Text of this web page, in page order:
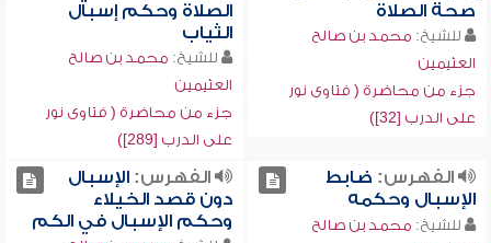
صحة الصلاة
للشيخ: محمد بن صالح
العثيمين
جزء من محاضرة ( فتاوى نور
على الدرب [32])
الصلاة وحكم إسبال
الثياب
للشيخ: محمد بن صالح
العثيمين
جزء من محاضرة ( فتاوى نور
على الدرب [289])
الفهرس: ضابط
الإسبال وحكمه
للشيخ: محمد بن صالح
الفهرس:الإسبال
دون قصد الخيلاء
وحكم الإسبال في الكم